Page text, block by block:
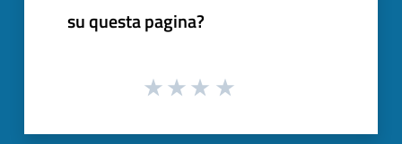
su questa pagina?